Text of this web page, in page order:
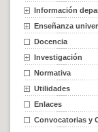
Información
Enseñanza
Docencia
Investigación
Normativa
Utilidades
Enlaces
Convocatorias y